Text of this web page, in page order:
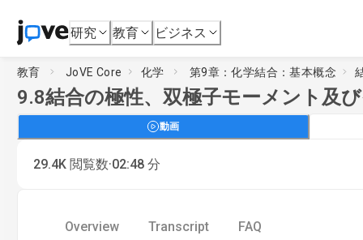
研究 教育 ビジネス
教育 JoVE Core 化学 第9章：化学結合：基本概念
9.8結合の極性、双極子モーメント及
動画
29.4K 閲覧数·02:48 分
Overview Transcript FAQ